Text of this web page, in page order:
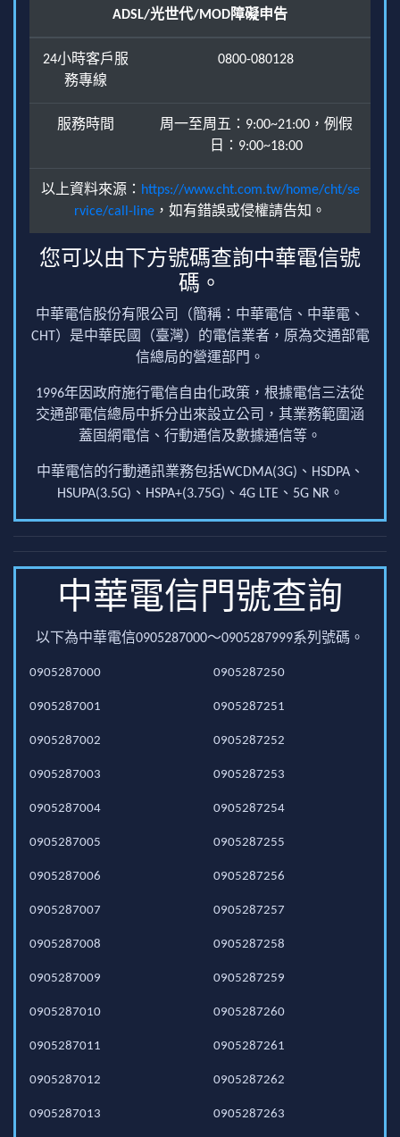
ADSL/光世代/MOD障礙申告
24小時客戶服
務專線
0800-080128
服務時間
周一至周五：9:00~21:00，例假
日：9:00~18:00
以上資料來源： https://www.cht.com.tw/home/cht/se
rvice/call-line ，如有錯誤或侵權請告知。
您可以由下方號碼查詢中華電信號
碼。
中華電信股份有限公司（簡稱：中華電信、中華電、
CHT）是中華民國（臺灣）的電信業者，原為交通部電
信總局的營運部門。
1996年因政府施行電信自由化政策，根據電信三法從
交通部電信總局中拆分出來設立公司，其業務範圍涵
蓋固網電信、行動通信及數據通信等。
中華電信的行動通訊業務包括WCDMA(3G)、HSDPA、
HSUPA(3.5G)、HSPA+(3.75G)、4G LTE、5G NR。
中華電信門號查詢
以下為中華電信0905287000～0905287999系列號碼。
0905287000
0905287001
0905287002
0905287003
0905287004
0905287005
0905287006
0905287007
0905287008
0905287009
0905287010
0905287011
0905287012
0905287013
0905287250
0905287251
0905287252
0905287253
0905287254
0905287255
0905287256
0905287257
0905287258
0905287259
0905287260
0905287261
0905287262
0905287263